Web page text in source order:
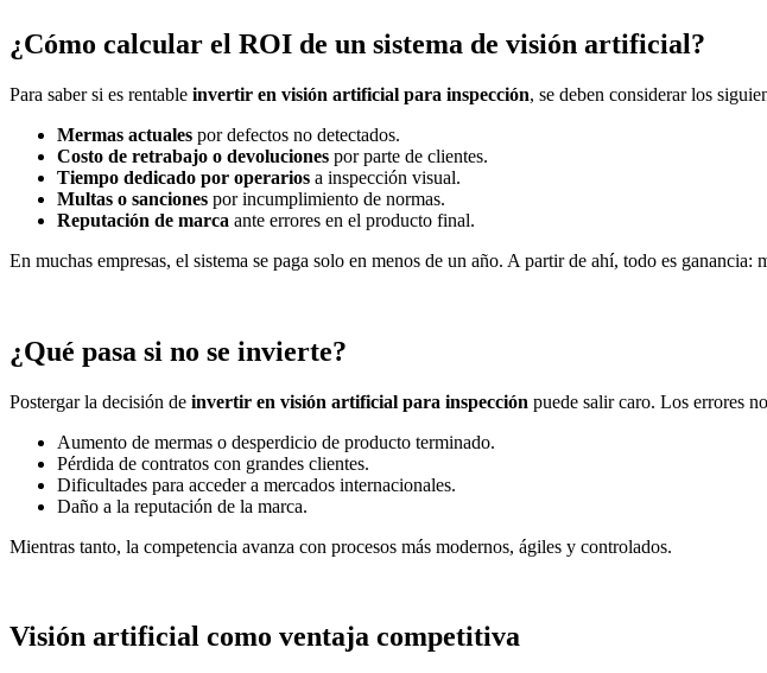
¿Cómo calcular el ROI de un sistema de visión artificial?
Para saber si es rentable invertir en visión artificial para inspección, se deben considerar los
Mermas actuales por defectos no detectados.
Costo de retrabajo o devoluciones por parte de clientes.
Tiempo dedicado por operarios a inspección visual.
Multas o sanciones por incumplimiento de normas.
Reputación de marca ante errores en el producto final.
En muchas empresas, el sistema se paga solo en menos de un año. A partir de ahí, todo es ganancia:
¿Qué pasa si no se invierte?
Postergar la decisión de invertir en visión artificial para inspección puede salir caro. Los errores
Aumento de mermas o desperdicio de producto terminado.
Pérdida de contratos con grandes clientes.
Dificultades para acceder a mercados internacionales.
Daño a la reputación de la marca.
Mientras tanto, la competencia avanza con procesos más modernos, ágiles y controlados.
Visión artificial como ventaja competitiva